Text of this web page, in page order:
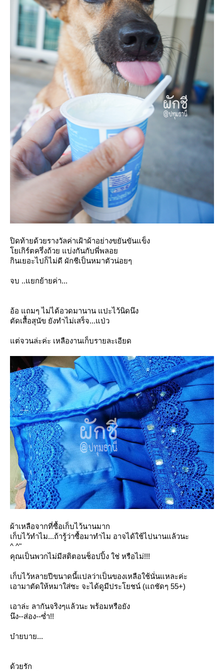
ปิดท้ายด้วยรางวัลค่าเฝ้าผ้าอย่างขยันขันแข็ง
เกิร์ตครึ่งถ้วย แบ่งกันกับพี่พลอ
กินเยอะไปก็ไม่ดี ผักชีเป็นหมาตัวน่อยๆ
จบ ..แยกย้ายค่า...
อ้อ แถมๆ ไม่ได้อวดมานาน แปะไว้นิดนึง
ตัดเสื้อสุนัข ยังทำไม่เสร็จ...แป่ว
ต่จวนล่ะค่ะ เหลืองานเก็บรายละเอียด
ผ้าเหลือจากที่ซื้อเก็บไว้นานมาก
เก็บไว้ทำไม...ถ้ารู้ว่าซื้อมาทำไม อาจได้ใช้ไปนานแล้วนะ
^ ^"
คุณเป็นพวกไม่มีสติตอนช็อปปิ้ง ใช่ หรือไม่!!!
เก็บไว้หลายปีขนาดนี้แปลว่าเป็นของเหลือใช้นั่นแหละค่ะ
เอามาตัดให้หมาใส่ซะ จะได้ดูมีประโยชน์ (แถชัดๆ 55+)
เอาล่ะ ลากันจริงๆแล้วนะ พร้อมหรือยัง
นึง--ส่อง--ซ่ำ!!
บ๋ายบาย...
ด้วยรัก